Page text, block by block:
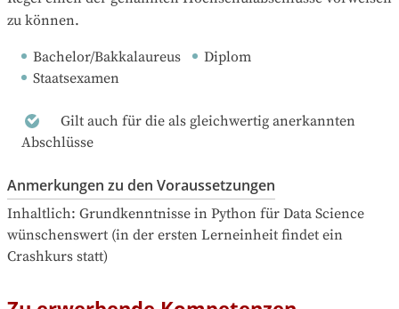
zu können.
Bachelor/Bakkalaureus
Diplom
Staatsexamen
Gilt auch für die als gleichwertig anerkannten
Abschlüsse
Anmerkungen zu den Voraussetzungen
Inhaltlich: Grundkenntnisse in Python für Data Science
wünschenswert (in der ersten Lerneinheit findet ein
Crashkurs statt)